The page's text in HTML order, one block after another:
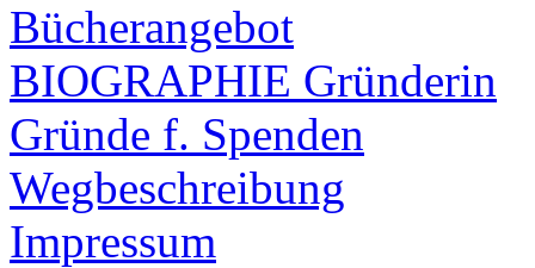
Bücherangebot
BIOGRAPHIE Gründerin
Gründe f. Spenden
Wegbeschreibung
Impressum